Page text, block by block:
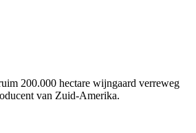
200.000 hectare wijngaard verreweg
van Zuid-Amerika.